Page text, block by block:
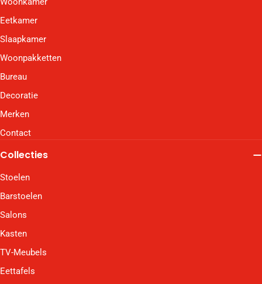
Eetkamer
Slaapkamer
Woonpakketten
Bureau
Decoratie
Merken
Contact
Collecties
Stoelen
Barstoelen
Salons
Kasten
TV-Meubels
Eettafels